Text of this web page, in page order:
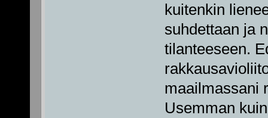
kuitenkin
suhdettaan ja
tilanteeseen.
maailmassani
Usemman